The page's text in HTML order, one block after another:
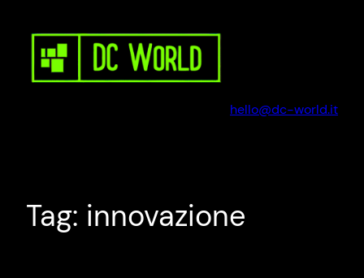
contenuto
hello@dc-world.it
Tag: innovazione